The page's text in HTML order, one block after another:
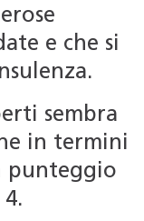
e che si
sembra
in termini
punteggio